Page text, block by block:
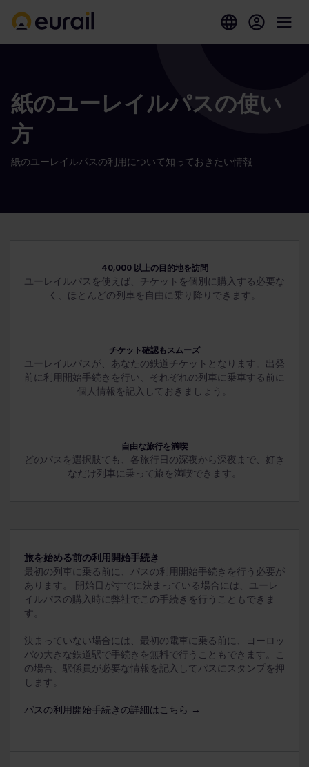
紙のユーレイルパスの使い
方
紙のユーレイルパスの利用について知っておきたい情報
40,000 以上の目的地を訪問
ユーレイルパスを使えば、チケットを個別に購入する必要な
く、ほとんどの列車を自由に乗り降りできます。
チケット確認もスムーズ
ユーレイルパスが、あなたの鉄道チケットとなります。出発
前に利用開始手続きを行い、それぞれの列車に乗車する前に
個人情報を記入しておきましょう。
自由な旅行を満喫
どのパスを選択肢ても、各旅行日の深夜から深夜まで、好き
なだけ列車に乗って旅を満喫できます。
旅を始める前の利用開始手続き
最初の列車に乗る前に、パスの利用開始手続きを行う必要が
あります。 開始日がすでに決まっている場合には、ユーレ
イルパスの購入時に弊社でこの手続きを行うこともできま
す。
決まっていない場合には、最初の電車に乗る前に、ヨーロッ
パの大きな鉄道駅で手続きを無料で行うこともできます。こ
の場合、駅係員が必要な情報を記入してパスにスタンプを押
します。
パスの利用開始手続きの詳細はこちら →